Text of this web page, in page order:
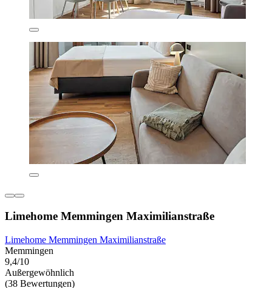
Limehome Memmingen Maximilianstraße
Limehome Memmingen Maximilianstraße
Memmingen
9,4/10
Außergewöhnlich
(38 Bewertungen)